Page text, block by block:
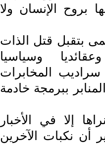
بروح الإنسان ولا
بتقبل قتل الذات
وسياسيا
سراديب المخابرات
ببرمجة خادمة
إلا في الأخبار
أن نكبات الآخرين